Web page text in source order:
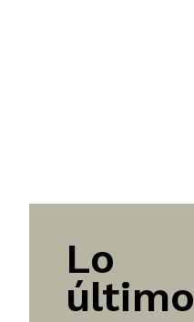
Lo
último